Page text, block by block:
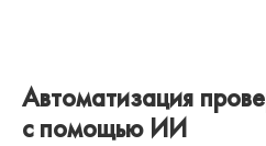
Автоматизация
с помощью ИИ